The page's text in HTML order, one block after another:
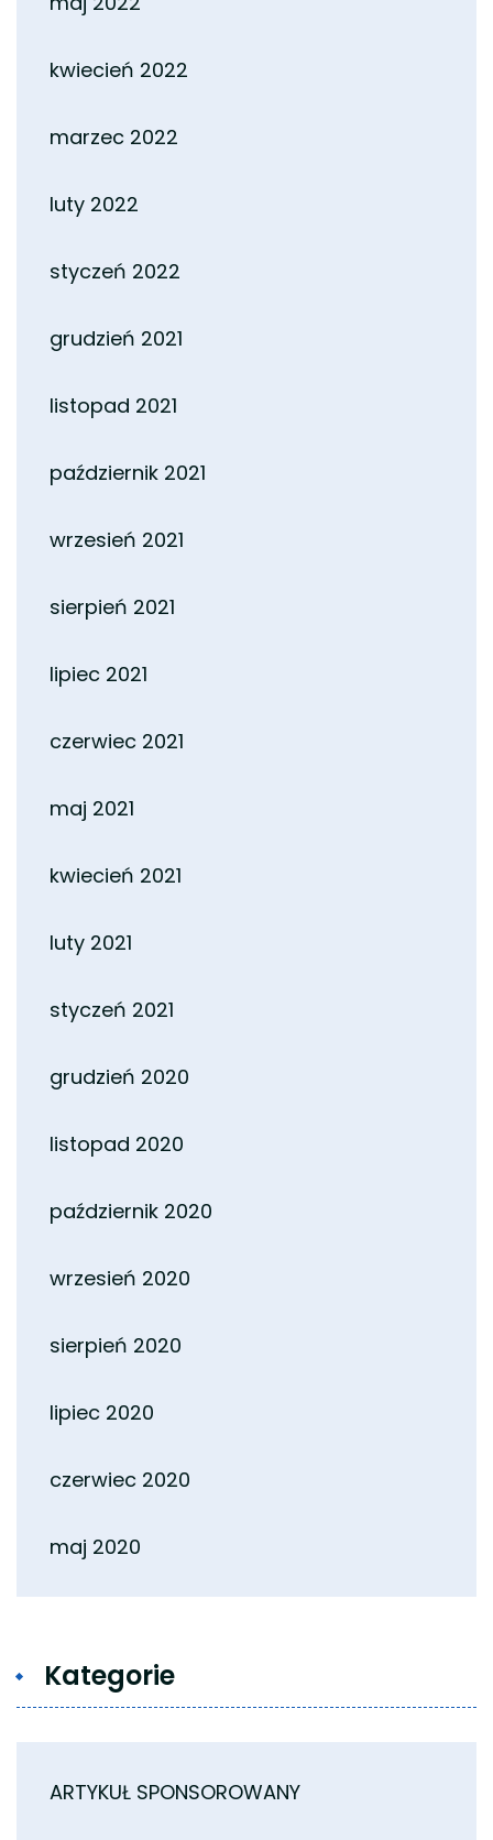
kwiecień 2022
marzec 2022
luty 2022
styczeń 2022
grudzień 2021
listopad 2021
październik 2021
wrzesień 2021
sierpień 2021
lipiec 2021
czerwiec 2021
maj 2021
kwiecień 2021
luty 2021
styczeń 2021
grudzień 2020
listopad 2020
październik 2020
wrzesień 2020
sierpień 2020
lipiec 2020
czerwiec 2020
maj 2020
Kategorie
ARTYKUŁ SPONSOROWANY